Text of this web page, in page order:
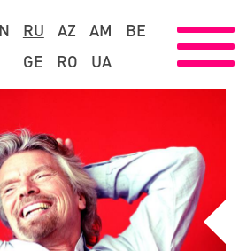
RU AZ AM
BE
GE
RO UA